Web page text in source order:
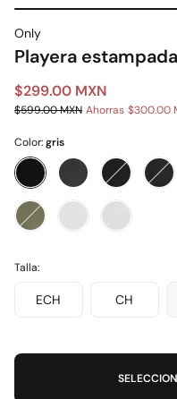
Only
Playera
$299.00 MXN
$599.00 MXN Ahorras $300.00
Color:gris
Talla:
ECH CH